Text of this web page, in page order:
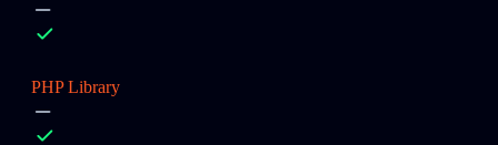
PHP Library